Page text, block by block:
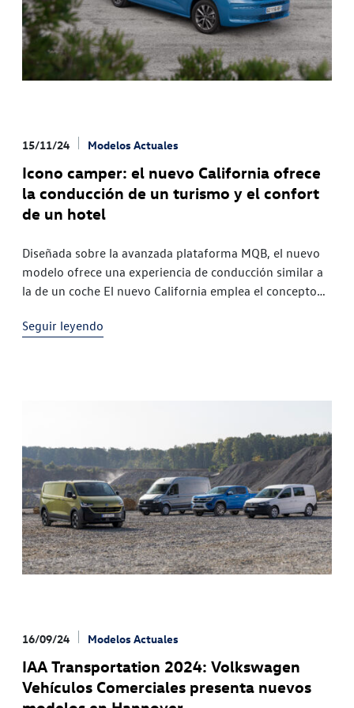
completa de autocaravanas
15/11/24 Modelos Actuales
Icono camper: el nuevo California ofrece
la conducción de un turismo y el confort
de un hotel
Diseñada sobre la avanzada plataforma MQB, el nuevo
modelo ofrece una experiencia de conducción similar a
la de un coche El nuevo California emplea el concepto
laterales correderas en toda la gama En su séptima
se han vendido más de 280.000 unidades en todo el
en 2024 marcan un hito histórico Estrena versión PHEV
4Motion, cambio DSG en toda la gama y doble puerta
lateral corredera de serie, entre otras novedades Albert
García, director general de Volkswagen Vehículos
Comerciales: “2024 será un año extraordinario. Estamos
en un momento inmejorable a nivel de producto en la
historia de la marca. La llegada de nuevos modelos,
como el California, nos va a permitir seguir creciendo y
nuestra gama”
Seguir leyendo
16/09/24 Modelos Actuales
IAA Transportation 2024: Volkswagen
Vehículos Comerciales presenta nuevos